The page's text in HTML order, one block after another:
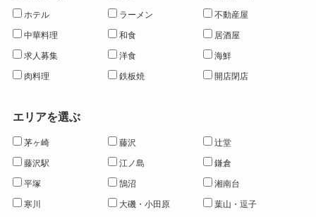
ホテル ラーメン 不動産屋
中華料理 和食 居酒屋
求人募集 洋食 海鮮
肉料理 鉄板焼 開店閉店
エリアを選ぶ
茅ヶ崎 藤沢 辻堂
藤沢駅 江ノ島 鎌倉
平塚 鵠沼 湘南台
寒川 大磯・小田原 葉山・逗子